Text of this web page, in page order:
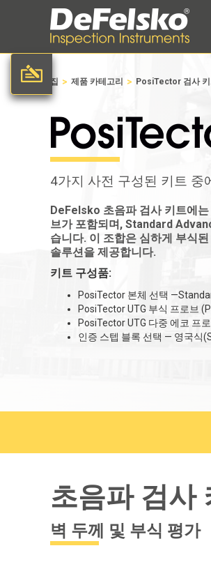
집 > 제품 카테고리 > PosiTector 검사
4가지 사전 구성된 키트 중
DeFelsko 초음파 검사 키트에
브가 포함되며, Standard
습니다. 이 조합은 심하게 부식
솔루션을 제공합니다.
키트 구성품:
PosiTector 본체 선택
PosiTector UTG 부식 프로브
PosiTector UTG 다중 에코 프
인증 스텝 블록 선택 — 영국식
초음파 검사
벽 두께 및 부식 평가